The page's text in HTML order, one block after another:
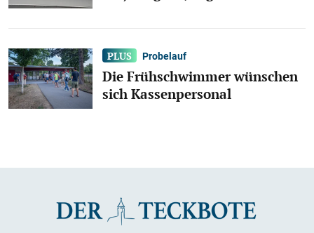
Probelauf
Die Frühschwimmer wünschen
sich Kassenpersonal